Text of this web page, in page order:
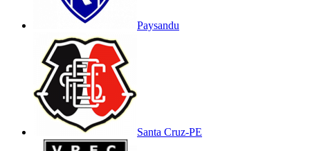
Paysandu
Santa Cruz-PE